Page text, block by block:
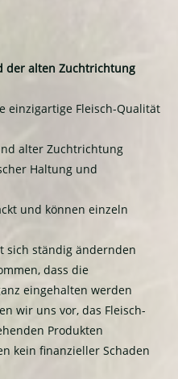
der alten Zuchtrichtung
einzigartige Fleisch-Qualität
alter Zuchtrichtung
Haltung und
und können einzeln
sich ständig ändernden
dass die
eingehalten werden
wir uns vor, das Fleisch-
Produkten
kein finanzieller Schaden